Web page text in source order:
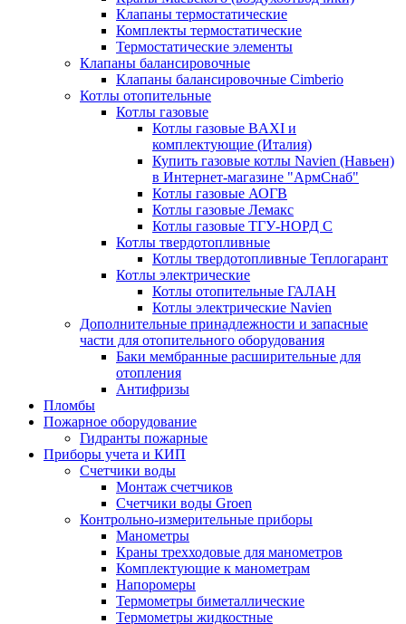
Клапаны термостатические
Комплекты термостатические
Термостатические элементы
Клапаны балансировочные
Клапаны балансировочные Cimberio
Котлы отопительные
Котлы газовые
Котлы газовые BAXI и
комплектующие (Италия)
Купить газовые котлы Navien (Навьен)
в Интернет-магазине "АрмСнаб"
Котлы газовые АОГВ
Котлы газовые Лемакс
Котлы газовые ТГУ-НОРД С
Котлы твердотопливные
Котлы твердотопливные Теплогарант
Котлы электрические
Котлы отопительные ГАЛАН
Котлы электрические Navien
Дополнительные принадлежности и запасные
части для отопительного оборудования
Баки мембранные расширительные для
отопления
Антифризы
Пломбы
Пожарное оборудование
Гидранты пожарные
Приборы учета и КИП
Счетчики воды
Монтаж счетчиков
Счетчики воды Groen
Контрольно-измерительные приборы
Манометры
Краны трехходовые для манометров
Комплектующие к манометрам
Напоромеры
Термометры биметаллические
Термометры жидкостные